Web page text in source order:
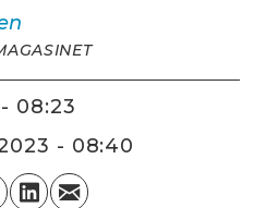
- 08:23
- 08:40